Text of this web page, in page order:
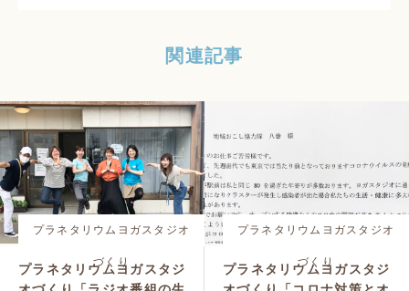
関連記事
プラネタリウムヨガスタジオ
づくり
プラネタリウムヨガスタジ
プラネタリウムヨガスタジオ
づくり
プラネタリウムヨガスタジ